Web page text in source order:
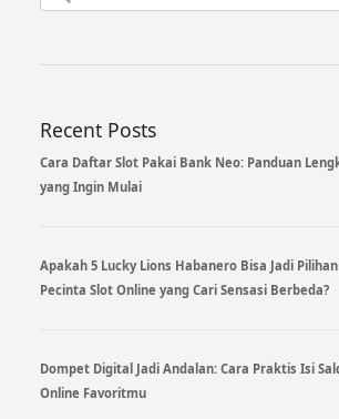
Recent Posts
Cara Daftar Slot Pakai Bank Neo: Panduan
yang Ingin Mulai
Apakah 5 Lucky Lions Habanero Bisa Jadi
Pecinta Slot Online yang Cari Sensasi Berbeda?
Dompet Digital Jadi Andalan: Cara Praktis Isi
Online Favoritmu